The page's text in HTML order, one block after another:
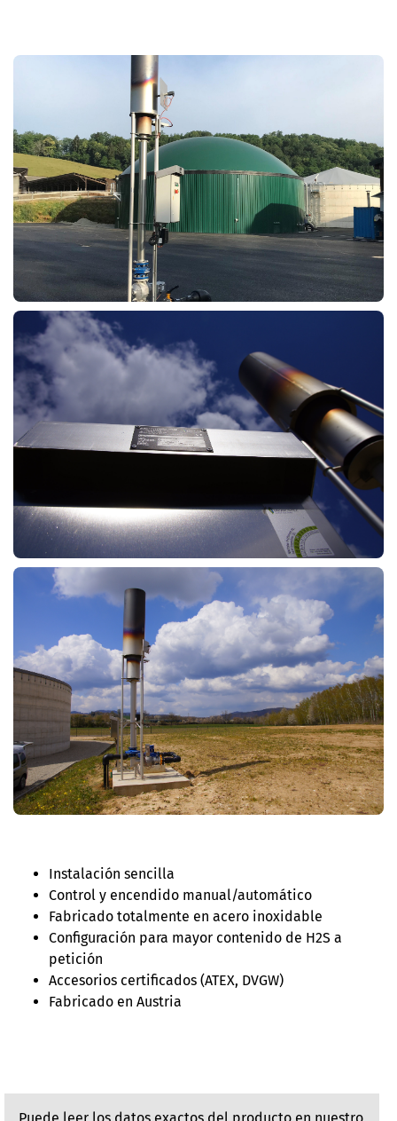
Instalación sencilla
Control y encendido manual/automático
Fabricado totalmente en acero inoxidable
Configuración para mayor contenido de H2S a
petición
Accesorios certificados (ATEX, DVGW)
Fabricado en Austria